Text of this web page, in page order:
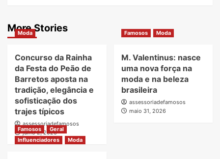
More Stories
Moda
Concurso da Rainha
da Festa do Peão de
Barretos aposta na
tradição, elegância e
sofisticação dos
trajes típicos
assessoriadefamosos
julho 2, 2026
Famosos Moda
M. Valentinus: nasce
uma nova força na
moda e na beleza
brasileira
assessoriadefamosos
maio 31, 2026
Famosos
Geral
Influenciadores
Moda